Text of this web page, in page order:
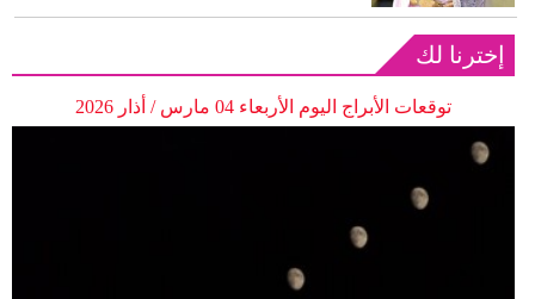
إخترنا لك
توقعات الأبراج اليوم الأربعاء 04 مارس / أذار 2026